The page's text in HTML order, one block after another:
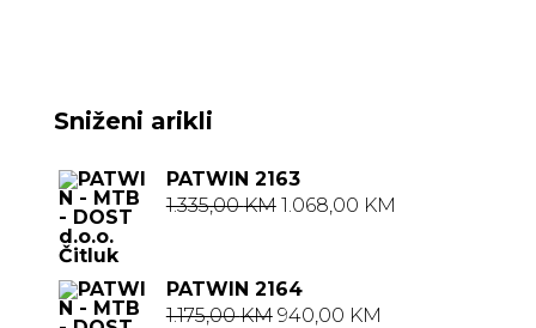
Sniženi arikli
PATWIN 2163
1.335,00KM Izvorna
je:
1.068,00 KM
PATWIN 2164
1.175,00KM Izvorna
940,00 KM